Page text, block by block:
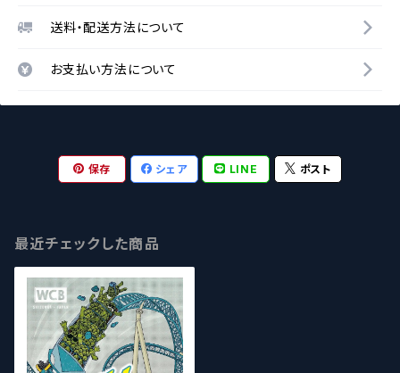
送料・配送方法について
お支払い方法について
保存 シェア LINE ポスト
最近チェックした商品